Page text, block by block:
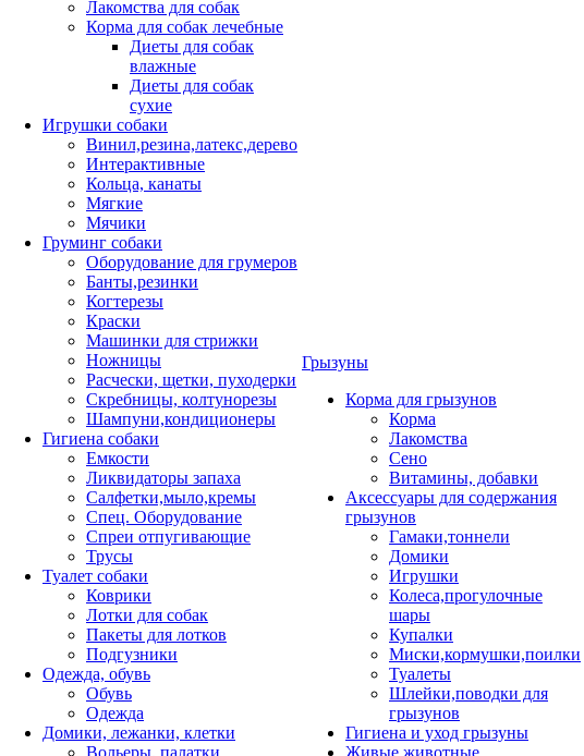
Лакомства для собак
Корма для собак лечебные
Диеты для собак
влажные
Диеты для собак
сухие
Игрушки собаки
Винил,резина,латекс,дерево
Интерактивные
Кольца, канаты
Мягкие
Мячики
Груминг собаки
Оборудование для грумеров
Банты,резинки
Когтерезы
Краски
Машинки для стрижки
Ножницы
Расчески, щетки, пуходерки
Скребницы, колтунорезы
Шампуни,кондиционеры
Гигиена собаки
Емкости
Ликвидаторы запаха
Салфетки,мыло,кремы
Спец. Оборудование
Спреи отпугивающие
Трусы
Туалет собаки
Коврики
Лотки для собак
Пакеты для лотков
Подгузники
Одежда, обувь
Обувь
Одежда
Домики, лежанки, клетки
Вольеры, палатки
Грызуны
Корма для грызунов
Корма
Лакомства
Сено
Витамины, добавки
Аксессуары для содержания
грызунов
Гамаки,тоннели
Домики
Игрушки
Колеса,прогулочные
шары
Купалки
Миски,кормушки,поилки
Туалеты
Шлейки,поводки для
грызунов
Гигиена и уход грызуны
Живые животные